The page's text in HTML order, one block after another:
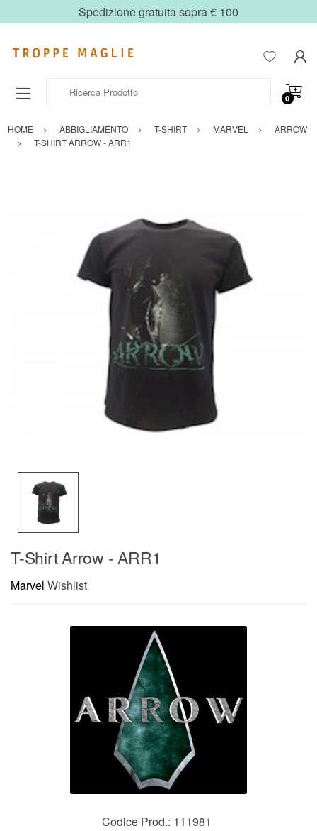
Spedizione gratuita sopra € 100
0
HOME ABBIGLIAMENTO T-SHIRT MARVEL
ARROW
T-SHIRT ARROW - ARR1
T-Shirt Arrow - ARR1
Marvel Wishlist
Codice Prod.: 111981